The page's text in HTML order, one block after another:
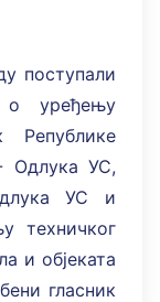
поступали
о уређењу
Републике
Одлука УС,
УС и
техничког
и објеката
гласник